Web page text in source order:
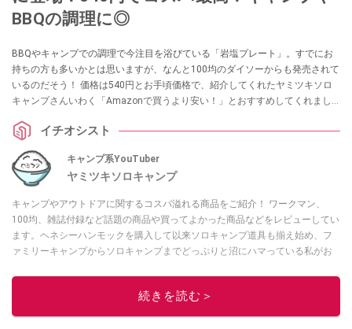
BBQの調理に◎
BBQやキャンプでの調理で今注目を浴びている「岩塩プレート」。すでにお
持ちの方も多いかとは思いますが、なんと100均のダイソーからも発売されて
いるのだそう！ 価格は540円とお手頃価格で、紹介してくれたヤミツキソロ
キャンプさんいわく「Amazonで買うより安い！」とおすすめしてくれまし
します。イチオシスト
キャンプ系YouTuber
ヤミツキソロキャンプ
キャンプやアウトドアに関するコスパ溢れる商品をご紹介！ ワークマン、
100均、雑誌付録など話題の商品や買ってよかった商品などをレビューしてい
ます。ヘネシーハンモックを購入して以来ソロキャンプ道具も揃え始め、フ
ァミリーキャンプからソロキャンプまでどっぷりと沼にハマっている私がお
このイチオシストの他の記事を読む
続きを読む＞